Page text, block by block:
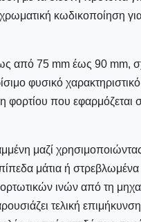
κωδικοποίηση
από 75 mm έως 90 mm,
φυσικό
φορτίου που
μαζί χρησιμοποιώντας
μάτια ή στρεβλωμένα
ινών από τη
τελική